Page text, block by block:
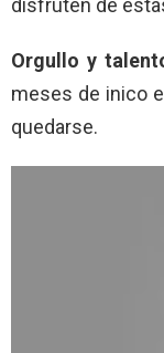
Orgullo y
meses de inico
quedarse.